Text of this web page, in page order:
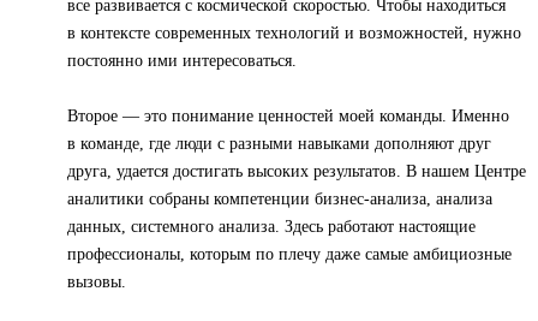
все развивается с космической скоростью. Чтобы находиться
в контексте современных технологий и возможностей, нужно
постоянно ими интересоваться.
Второе — это понимание ценностей моей команды. Именно
в команде, где люди с разными навыками дополняют друг
друга, удается достигать высоких результатов. В нашем Центре
аналитики собраны компетенции бизнес-анализа, анализа
данных, системного анализа. Здесь работают настоящие
профессионалы, которым по плечу даже самые амбициозные
вызовы.